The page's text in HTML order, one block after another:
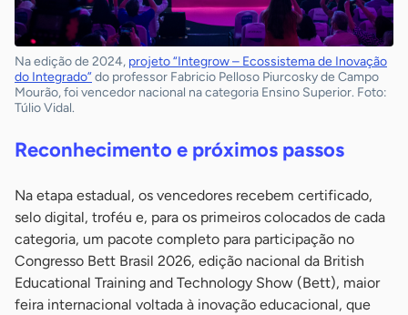
Na edição de 2024, projeto “Integrow – Ecossistema de Inovação
do Integrado”do professor Fabricio Pelloso Piurcosky de Campo
Mourão, foi vencedor nacional na categoria Ensino Superior. Foto:
Túlio Vidal.
Reconhecimento e próximos passos
Na etapa estadual, os vencedores recebem certificado,
selo digital, troféu e, para os primeiros colocados de cada
categoria, um pacote completo para participação no
Congresso Bett Brasil 2026, edição nacional da British
Educational Training and Technology Show (Bett), maior
feira internacional voltada à inovação educacional, que